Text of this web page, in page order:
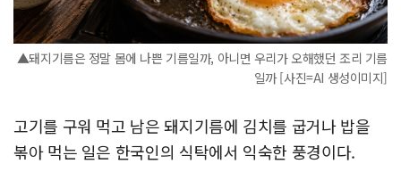
▲돼지기름은 정말 몸에 나쁜 기름일까, 아니면 우리가 오해했던 조리 기름
일까 [사진=AI 생성이미지]
고기를 구워 먹고 남은 돼지기름에 김치를 굽거나 밥을
볶아 먹는 일은 한국인의 식탁에서 익숙한 풍경이다.